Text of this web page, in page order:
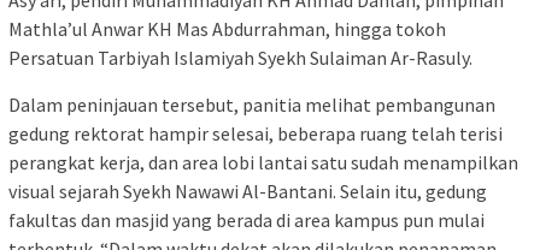
Mathla’ul Anwar KH Mas Abdurrahman, hingga tokoh
Persatuan Tarbiyah Islamiyah Syekh Sulaiman Ar-Rasuly.
Dalam peninjauan tersebut, panitia melihat pembangunan
gedung rektorat hampir selesai, beberapa ruang telah terisi
perangkat kerja, dan area lobi lantai satu sudah menampilkan
visual sejarah Syekh Nawawi Al-Bantani. Selain itu, gedung
fakultas dan masjid yang berada di area kampus pun mulai